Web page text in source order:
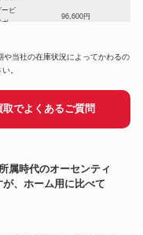
ービ
ー
96,600円
41,000円
ボー
ニ
当社の在庫状況によってかわるの
。
でよくあるご質問
、ホーム用に比べて